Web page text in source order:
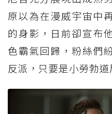
原以為在漫威宇宙中
的身影，日前卻宣布
色霸氣回歸，粉絲們
反派，只要是小勞勃道